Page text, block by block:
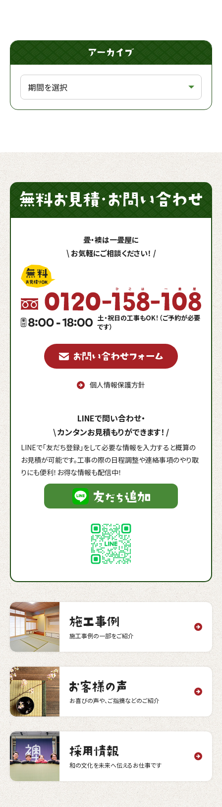
\
畳・襖は一畳屋に
お気軽にご相談ください！ /
土・祝日の工事もOK！（ご予約が必要
です）
個人情報保護方針
\
LINEで問い合わせ・
カンタンお見積もりができます！ /
LINEで「友だち登録」をして必要な情報を入力すると概算の
お見積が可能です。工事の際の日程調整や連絡事項のやり取
りにも便利！お得な情報も配信中！
施工事例の一部をご紹介
お喜びの声や、ご指摘などのご紹介
和の文化を未来へ伝えるお仕事です